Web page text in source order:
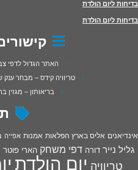
בדיחות ליום הולדת
בדיחות ליום הולדת
האתר הגדול לדפי
טריוויה קידס – מבחר ענק
בריאותון – מגזין
אינדיאנים אליס בארץ הפלאות אמנות אפייה
גליל נייר דורה דפי משחק הארי פוטר
טריוויה יום הולדת